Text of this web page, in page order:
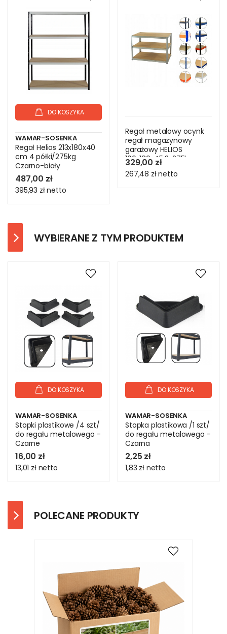
DO KOSZYKA
WAMAR-SOSENKA
Regał Helios 213x180x40
cm 4 półki/275kg
Czarno-biały
487,00 zł
395,93 złnetto
Regał metalowy ocynk
regał magazynowy
garażowy HELIOS
106x180x45 3x275kg
329,00 zł
267,48 złnetto
WYBIERANE Z TYM PRODUKTEM
DO KOSZYKA
WAMAR-SOSENKA
Stopki plastikowe /4 szt/
do regału metalowego -
Czarne
16,00 zł
13,01 zł netto
DO KOSZYKA
WAMAR-SOSENKA
Stopka plastikowa /1 szt/
do regału metalowego -
Czarna
2,25 zł
1,83 zł netto
POLECANE PRODUKTY